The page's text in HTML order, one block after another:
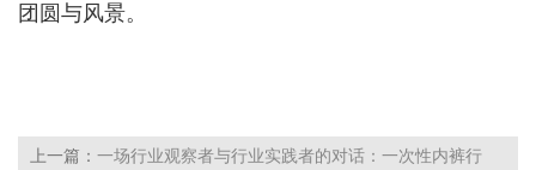
团圆与风景。
上一篇： 一场行业观察者与行业实践者的对话：一次性内裤行